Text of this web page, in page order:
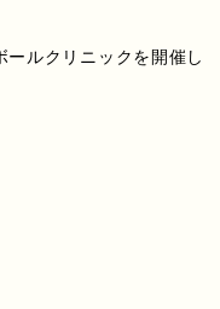
ールクリニックを開催し